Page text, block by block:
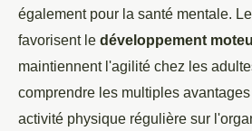
également pour la santé mentale.
favorisent le développement
maintiennent l'agilité chez les
comprendre les multiples
activité physique régulière sur